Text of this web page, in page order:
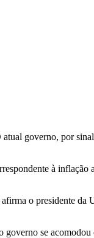
governo, por
à
o presidente
se